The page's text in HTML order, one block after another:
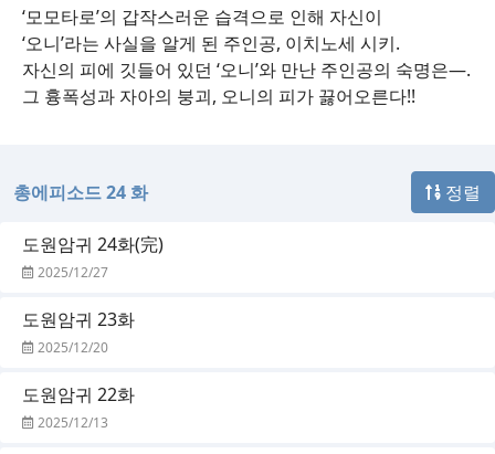
‘모모타로’의 갑작스러운 습격으로 인해 자신이
‘오니’라는 사실을 알게 된 주인공, 이치노세 시키.
자신의 피에 깃들어 있던 ‘오니’와 만난 주인공의 숙명은―.
그 흉폭성과 자아의 붕괴, 오니의 피가 끓어오른다!!
총에피소드 24 화 정렬
도원암귀 24화(完)
2025/12/27
도원암귀 23화
2025/12/20
도원암귀 22화
2025/12/13